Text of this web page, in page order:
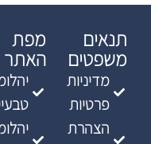
מפת
האתר
תנאים
משפטים
מדיניות
פרטיות
הצהרת